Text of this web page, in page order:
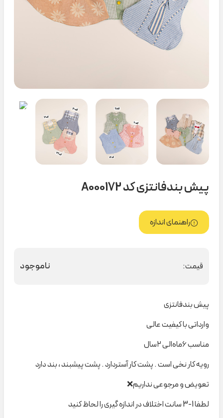
پیش بندفانتزی کد A000172
راهنمای اندازه
قیمت: ناموجود
پیش بندفانتزی
وارداتی با کیفیت عالی
مناسب ۶ماه‌الی ۲‌سال
رویه کار نخی است . پشت کار آستردارد . پشت پیشبند ، بند دارد
تعویض و مرجوعی نداریم❌
لطفا 1-3 سانت اختلاف در اندازه گیری را لحاظ کنید